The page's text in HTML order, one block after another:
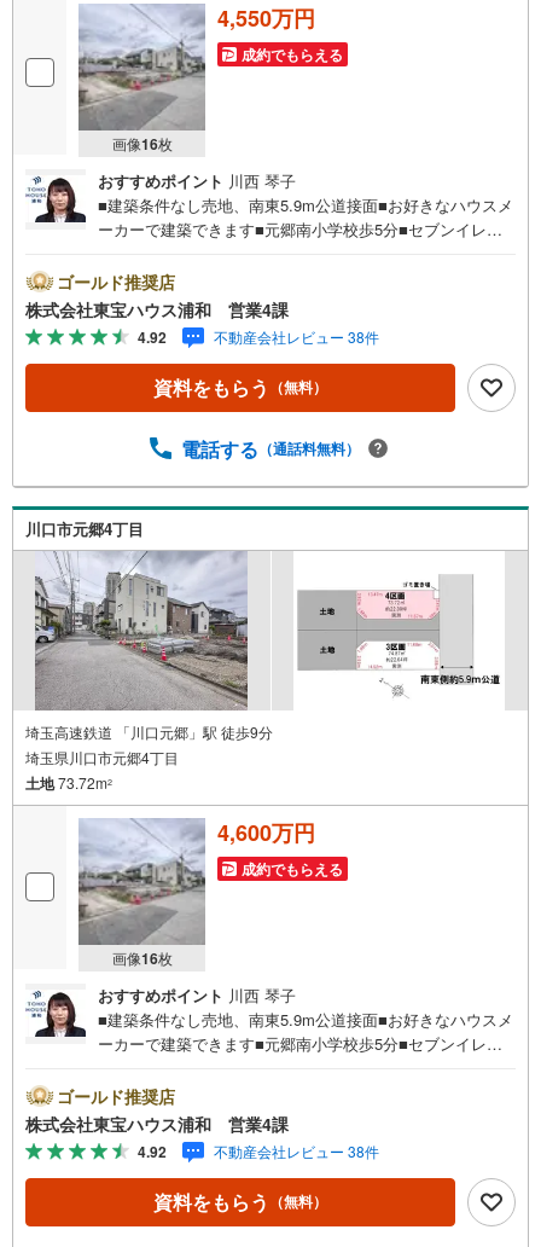
画像16枚
4,550万円
成約でもらえる
おすすめポイント 川西 琴子
■建築条件なし売地、南東5.9m公道接面■お好きなハウスメ
ーカーで建築できます■元郷南小学校歩5分■セブンイレブ
はお電話でのお問い合わせがスムーズにご案内できますぜ
ひお気軽にご連絡下さい！東宝ハウスライフソリューショ
ンズグループ 東宝ハウス浦和 特別提携金利〔一例〕東
宝ハウス浦和の住宅ローン■変動金利全期間引下げプラン⇒
住宅ローン金利優遇割の最大適用《0.89％》と某信用金庫
金利1.275％の比較借入金4000万円返済期間35年の総返済
あります）◇TOHO HOUSE CLUBで生涯の安心をお届け◇
ニング、かけつけサポート、Club Offプレミアムなど多彩な
サービスがございます
ゴールド推奨店
株式会社東宝ハウス浦和 営業4課
4.92 不動産会社レビュー 38件
資料をもらう （無料）
電話する （通話料無料）
川口市元郷4丁目
埼玉高速鉄道 「川口元郷」駅 徒歩9分
埼玉県川口市元郷4丁目
土地73.72m2
画像16枚
4,600万円
成約でもらえる
おすすめポイント 川西 琴子
■建築条件なし売地、南東5.9m公道接面■お好きなハウスメ
ーカーで建築できます■元郷南小学校歩5分■セブンイレブ
はお電話でのお問い合わせがスムーズにご案内できますぜ
ひお気軽にご連絡下さい！東宝ハウスライフソリューショ
ンズグループ 東宝ハウス浦和 特別提携金利〔一例〕東
宝ハウス浦和の住宅ローン■変動金利全期間引下げプラン⇒
住宅ローン金利優遇割の最大適用《0.89％》と某信用金庫
金利1.275％の比較借入金4000万円返済期間35年の総返済
ゴールド推奨店
株式会社東宝ハウス浦和 営業4課
4.92 不動産会社レビュー 38件
資料をもらう （無料）